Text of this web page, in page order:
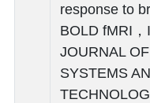
response to
BOLD fMRI
JOURNAL
SYSTEMS